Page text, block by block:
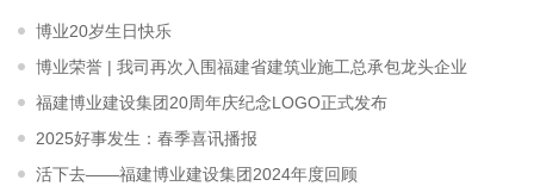
博业20岁生日快乐
博业荣誉 | 我司再次入围福建省建筑业施工总承包龙头企业
福建博业建设集团20周年庆纪念LOGO正式发布
2025好事发生：春季喜讯播报
活下去——福建博业建设集团2024年度回顾